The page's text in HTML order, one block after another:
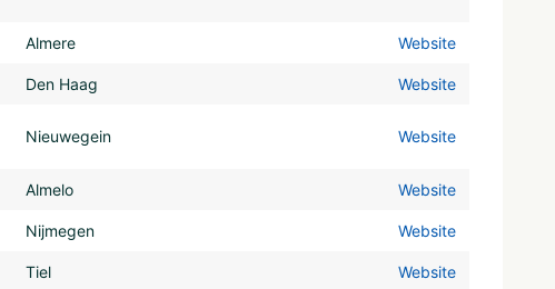
Almere Website
Den Haag Website
Nieuwegein Website
Almelo Website
Nijmegen Website
Tiel Website